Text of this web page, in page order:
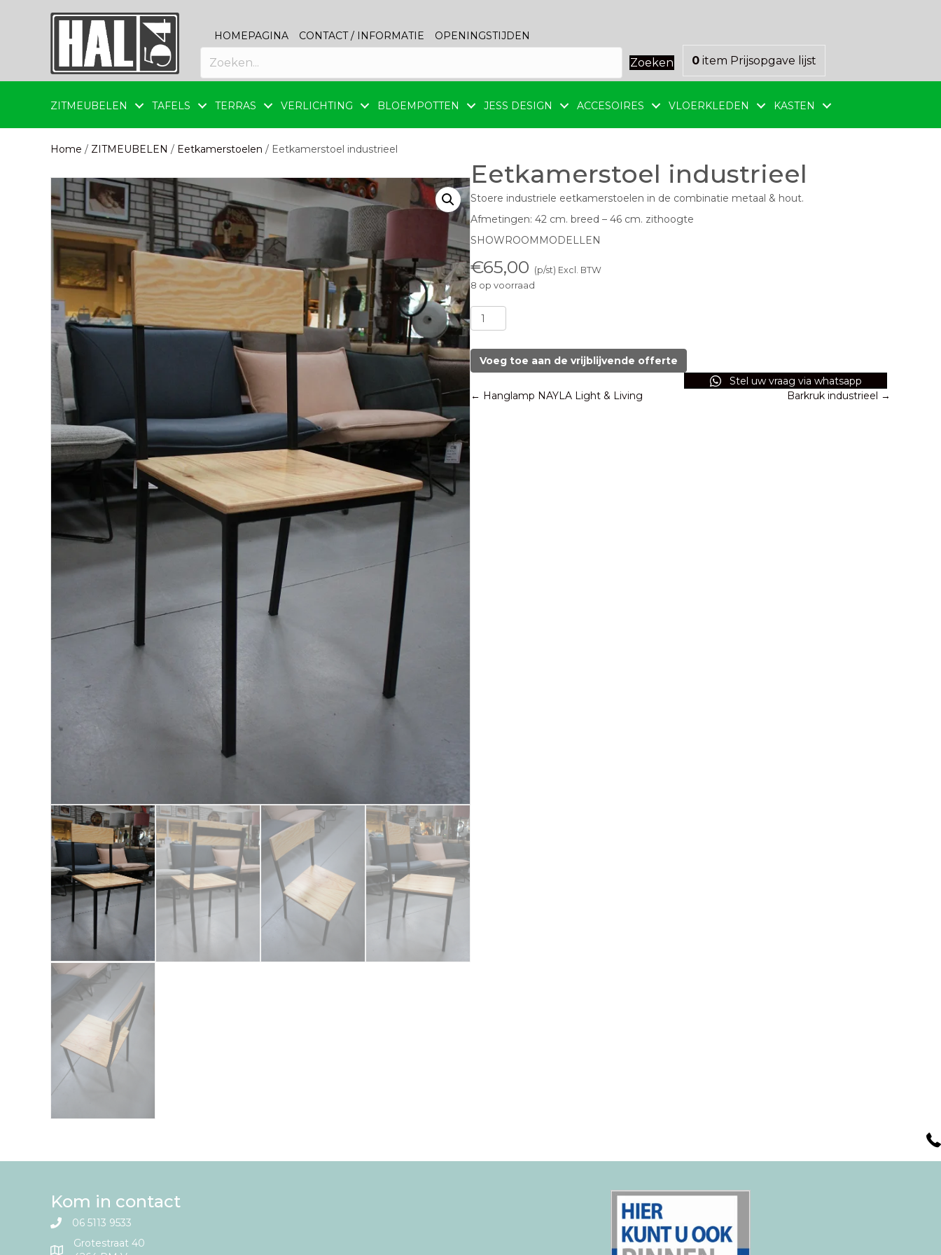
HOMEPAGINA CONTACT / INFORMATIE OPENINGSTIJDEN
Zoeken 0 item Prijsopgave lijst
ZITMEUBELEN TAFELS TERRAS VERLICHTING BLOEMPOTTEN JESS DESIGN ACCESOIRES VLOERKLEDEN KASTEN
Home / ZITMEUBELEN / Eetkamerstoelen / Eetkamerstoel industrieel
Eetkamerstoel industrieel
Stoere industriele eetkamerstoelen in de combinatie metaal & hout.
Afmetingen: 42 cm. breed – 46 cm. zithoogte
SHOWROOMMODELLEN
€65,00 (p/st) Excl. BTW
8 op voorraad
Eetkamerstoel
industrieel
Voeg toe aan de vrijblijvende offerte
Stel uw vraag via whatsapp
Posts
← Hanglamp NAYLA Light & Living Barkruk industrieel →
Kom in contact
06 5113 9533
Grotestraat 40